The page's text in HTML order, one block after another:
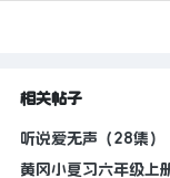
相关帖子
听说爱无声（28集）
黄冈小复习六年级上